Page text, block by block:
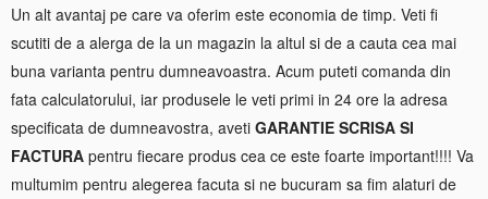
Un alt avantaj pe care va oferim este economia de timp. Veti fi
scutiti de a alerga de la un magazin la altul si de a cauta cea mai
buna varianta pentru dumneavoastra. Acum puteti comanda din
fata calculatorului, iar produsele le veti primi in 24 ore la adresa
specificata de dumneavostra, aveti GARANTIE SCRISA SI
FACTURA pentru fiecare produs cea ce este foarte important!!!! Va
multumim pentru alegerea facuta si ne bucuram sa fim alaturi de